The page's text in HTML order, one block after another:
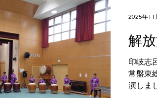
人権フェスタ えいご・英語_教室
教室 キッズハウス デイサービス
フリーマーケット 担い手育成セ
解
印岐志
常盤東
演しま
2025年11